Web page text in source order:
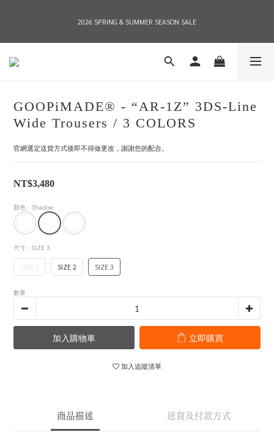
2026 SPRING & SUMMER SEASON SALE
2026 SPRING & SUMMER SEASON SALE
全店消費滿NT$8,000 享有7-11店到店免運費，NT$10,000店到店與宅配到府免運費
2026 SPRING & SUMMER SEASON SALE
GOOPiMADE® - “AR-1Z” 3DS-Line
Wide Trousers / 3 COLORS
官網選定送貨方式後即不得做更改，謝謝您的配合。
NT$3,480
顏色 : Shadow
尺寸 : SIZE 3
SIZE 1 SIZE 2 SIZE 3
數量
加入購物車 立即購買
加入追蹤清單
商品描述 送貨及付款方式